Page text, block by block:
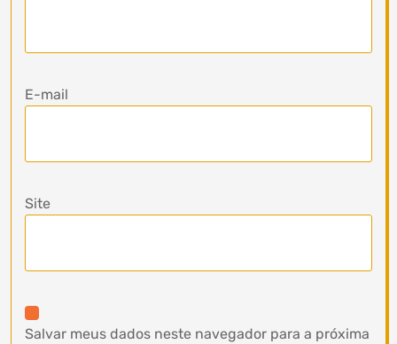
E-mail
Site
Salvar meus dados neste navegador para a próxima